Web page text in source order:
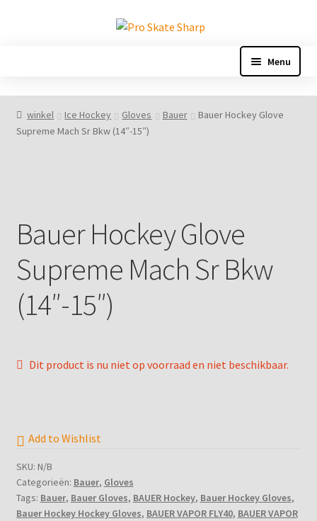
Menu
Home
Afrekenen
Appointment reschedule
Bedankt
Betaling annuleren
Bevestiging annulering afspraak
Complete Payment
Contact
Etn Category
winkel Ice Hockey Gloves Bauer
Bauer Hockey Glove
Supreme Mach Sr Bkw (14″-15″)
Bauer Hockey Glove
Supreme Mach Sr Bkw
(14″-15″)
Dit product is nu niet op voorraad en niet beschikbaar.
Add to Wishlist
SKU: N/B
Categorieën: Bauer, Gloves
Tags: Bauer, Bauer Gloves, BAUER Hockey, Bauer Hockey Gloves,
Bauer Hockey Hockey Gloves, BAUER VAPOR FLY40, BAUER VAPOR